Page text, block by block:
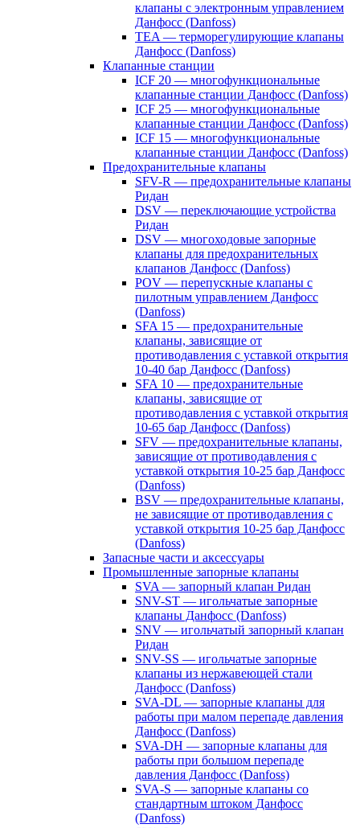
клапаны с электронным управлением
Данфосс (Danfoss)
TEA — терморегулирующие клапаны
Данфосс (Danfoss)
Клапанные станции
ICF 20 — многофункциональные
клапанные станции Данфосс (Danfoss)
ICF 25 — многофункциональные
клапанные станции Данфосс (Danfoss)
ICF 15 — многофункциональные
клапанные станции Данфосс (Danfoss)
Предохранительные клапаны
SFV-R — предохранительные клапаны
Ридан
DSV — переключающие устройства
Ридан
DSV — многоходовые запорные
клапаны для предохранительных
клапанов Данфосс (Danfoss)
POV — перепускные клапаны с
пилотным управлением Данфосс
(Danfoss)
SFA 15 — предохранительные
клапаны, зависящие от
противодавления с уставкой открытия
10-40 бар Данфосс (Danfoss)
SFA 10 — предохранительные
клапаны, зависящие от
противодавления с уставкой открытия
10-65 бар Данфосс (Danfoss)
SFV — предохранительные клапаны,
зависящие от противодавления с
уставкой открытия 10-25 бар Данфосс
(Danfoss)
BSV — предохранительные клапаны,
не зависящие от противодавления с
уставкой открытия 10-25 бар Данфосс
(Danfoss)
Запасные части и аксессуары
Промышленные запорные клапаны
SVA — запорный клапан Ридан
SNV-ST — игольчатые запорные
клапаны Данфосс (Danfoss)
SNV — игольчатый запорный клапан
Ридан
SNV-SS — игольчатые запорные
клапаны из нержавеющей стали
Данфосс (Danfoss)
SVA-DL — запорные клапаны для
работы при малом перепаде давления
Данфосс (Danfoss)
SVA-DH — запорные клапаны для
работы при большом перепаде
давления Данфосс (Danfoss)
SVA-S — запорные клапаны со
стандартным штоком Данфосс
(Danfoss)